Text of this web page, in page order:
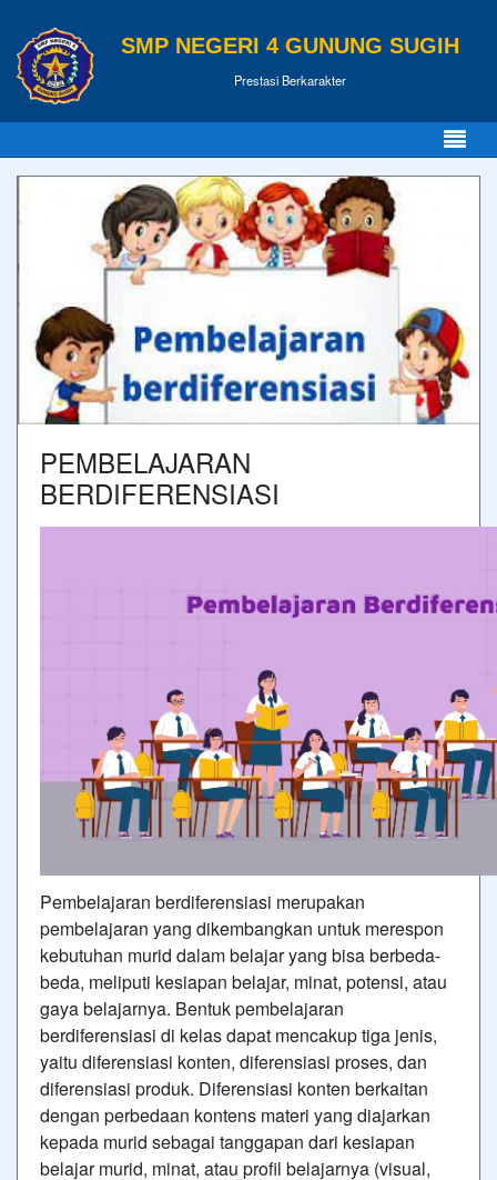
SMP NEGERI 4 GUNUNG SUGIH
Prestasi Berkarakter
PEMBELAJARAN
BERDIFERENSIASI
Pembelajaran berdiferensiasi merupakan
pembelajaran yang dikembangkan untuk merespon
kebutuhan murid dalam belajar yang bisa berbeda-
beda, meliputi kesiapan belajar, minat, potensi, atau
gaya belajarnya. Bentuk pembelajaran
berdiferensiasi di kelas dapat mencakup tiga jenis,
yaitu diferensiasi konten, diferensiasi proses, dan
diferensiasi produk. Diferensiasi konten berkaitan
dengan perbedaan kontens materi yang diajarkan
kepada murid sebagai tanggapan dari kesiapan
belajar murid, minat, atau profil belajarnya (visual,